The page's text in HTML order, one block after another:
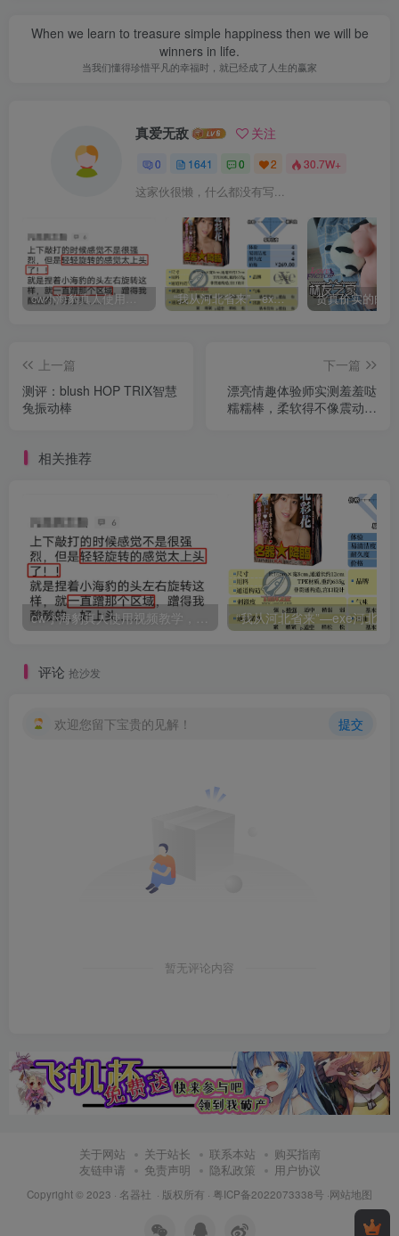
When we learn to treasure simple happiness then we will be
winners in life.
当我们懂得珍惜平凡的幸福时，就已经成了人生的赢家
真爱无敌 关注
0 1641 0 2 30.7W+
这家伙很懒，什么都没有写...
cw小海豹真人使用视频教学，小海豹到底咋用？ “我从河北省来”—exe河北彩花（中高刺激）评测 | ¥200-400区间 – 4星推荐
上一篇
测评：blush HOP TRIX智慧
兔振动棒
下一篇
漂亮情趣体验师实测羞羞哒
糯糯棒，柔软得不像震动棒
相关推荐
cw小海豹真人使用视频教学，小海豹到底咋用？
评论 抢沙发
欢迎您留下宝贵的见解！ 提交
暂无评论内容
关于网站 关于站长 联系本站
购买指南
友链申请
免责声明 隐私政策 用户协议
Copyright © 2023 · 名器社 · 版权所有 · 粤ICP备2022073338号 ·网站地图